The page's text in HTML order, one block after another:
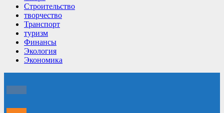
Строительство
творчество
Транспорт
туризм
Финансы
Экология
Экономика